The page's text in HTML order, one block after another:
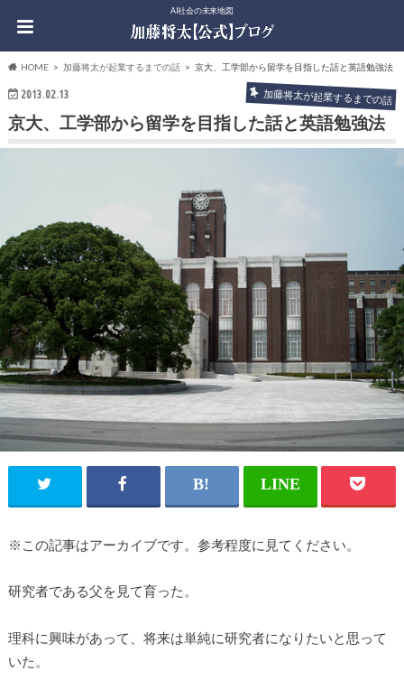
AI社会の未来地図
HOME 加藤将太が起業するまでの話 京大、工学部から留学を目指した話と英語勉強法
2013.02.13 加藤将太が起業するまでの話
京大、工学部から留学を目指した話と英語勉強法
※この記事はアーカイブです。参考程度に見てください。
研究者である父を見て育った。
理科に興味があって、将来は単純に研究者になりたいと思って
いた。